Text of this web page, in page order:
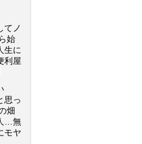
てノ
始
生に
利屋
思っ
畑
…無
モヤ